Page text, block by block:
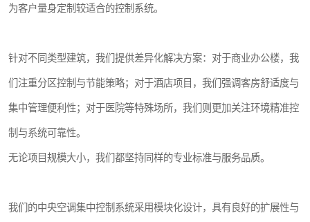
为客户量身定制较适合的控制系统。
针对不同类型建筑，我们提供差异化解决方案：对于商业办公楼，我
们注重分区控制与节能策略；对于酒店项目，我们强调客房舒适度与
集中管理便利性；对于医院等特殊场所，我们则更加关注环境精准控
制与系统可靠性。
无论项目规模大小，我们都坚持同样的专业标准与服务品质。
我们的中央空调集中控制系统采用模块化设计，具有良好的扩展性与